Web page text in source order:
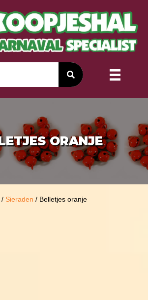
ORANJE
/ Sieraden / Belletjes oranje